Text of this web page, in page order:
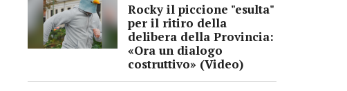
Rocky il piccione "esulta"
per il ritiro della
delibera della Provincia:
«Ora un dialogo
costruttivo» (Video)